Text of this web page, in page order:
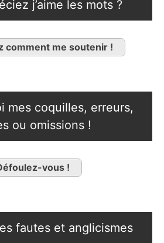
j’aime les mots ?
comment me soutenir !
mes coquilles, erreurs,
ou omissions !
vous !
fautes et anglicismes